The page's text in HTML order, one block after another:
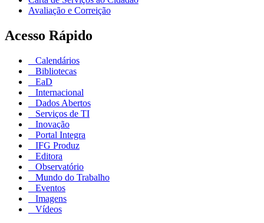
Avaliação e Correição
Acesso Rápido
Calendários
Bibliotecas
EaD
Internacional
Dados Abertos
Serviços de TI
Inovação
Portal Integra
IFG Produz
Editora
Observatório
Mundo do Trabalho
Eventos
Imagens
Vídeos